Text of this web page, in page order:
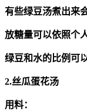
有些绿豆汤煮出来
放糖量可以依照个
绿豆和水的比例可
2.丝瓜蛋花汤
用料：